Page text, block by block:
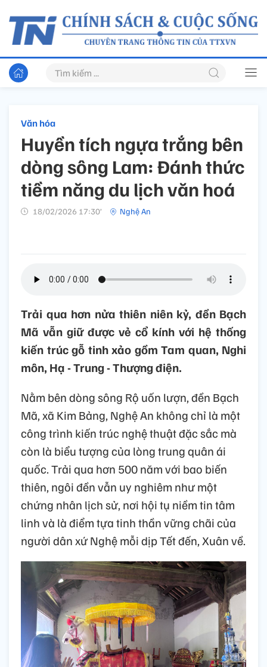
Văn hóa
Huyền tích ngựa trắng bên
dòng sông Lam: Đánh thức
tiềm năng du lịch văn hoá
18/02/2026 17:30’ Nghệ An
Trải qua hơn nửa thiên niên kỷ, đền Bạch
Mã vẫn giữ được vẻ cổ kính với hệ thống
kiến trúc gỗ tinh xảo gồm Tam quan, Nghi
môn, Hạ - Trung - Thượng điện.
Nằm bên dòng sông Rộ uốn lượn, đền Bạch
Mã, xã Kim Bảng, Nghệ An không chỉ là một
công trình kiến trúc nghệ thuật đặc sắc mà
còn là biểu tượng của lòng trung quân ái
quốc. Trải qua hơn 500 năm với bao biến
thiên, ngôi đền vẫn uy nghiêm như một
chứng nhân lịch sử, nơi hội tụ niềm tin tâm
linh và là điểm tựa tinh thần vững chãi của
người dân xứ Nghệ mỗi dịp Tết đến, Xuân về.